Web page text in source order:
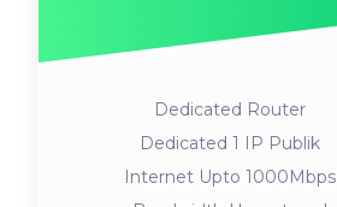
Dedicated Router
Dedicated 1 IP Publik
Internet Upto 1000Mbps